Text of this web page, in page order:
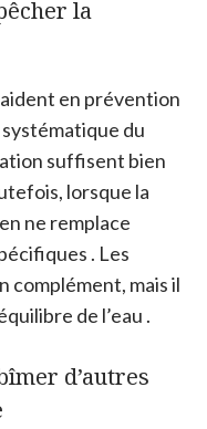
la
en prévention
du
suffisent bien
lorsque la
ne remplace
. Les
complément, mais il
de l’eau .
d’autres